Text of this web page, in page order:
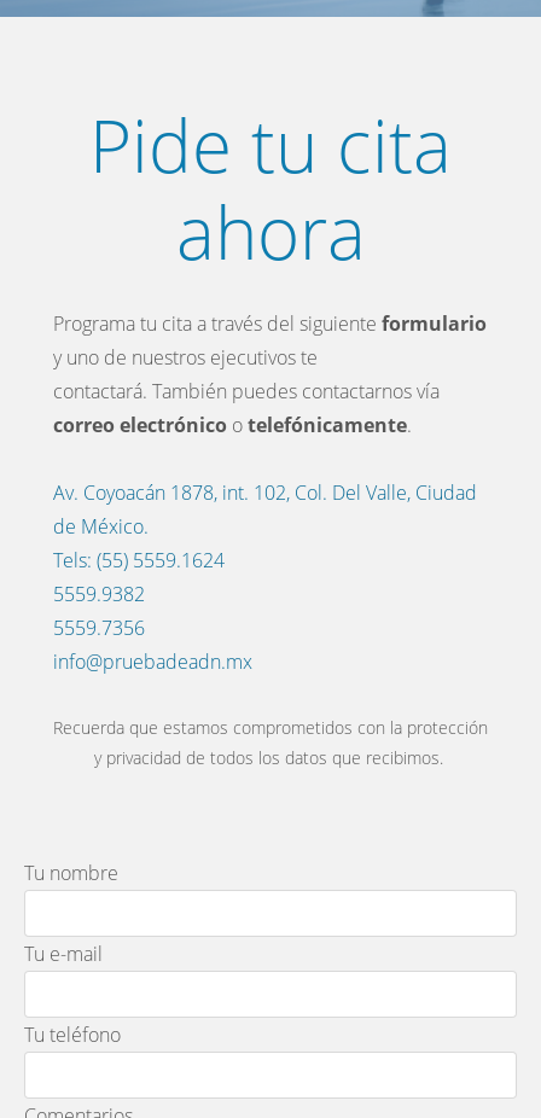
Pide tu cita
ahora
Programa tu cita a través del siguiente formulario
y uno de nuestros ejecutivos te
contactará. También puedes contactarnos vía
correo electrónico otelefónicamente.
Av. Coyoacán 1878, int. 102, Col. Del Valle, Ciudad
de México.
Tels: (55) 5559.1624
5559.9382
5559.7356
info@pruebadeadn.mx
Recuerda que estamos comprometidos con la protección
y privacidad de todos los datos que recibimos.
Tu nombre
Tu e-mail
Tu teléfono